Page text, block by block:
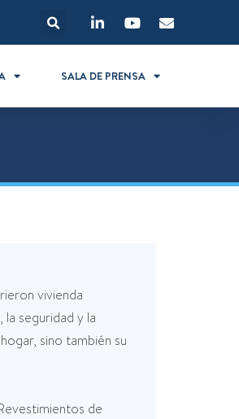
SALA DE PRENSA
vivienda
seguridad y la
sino también su
de